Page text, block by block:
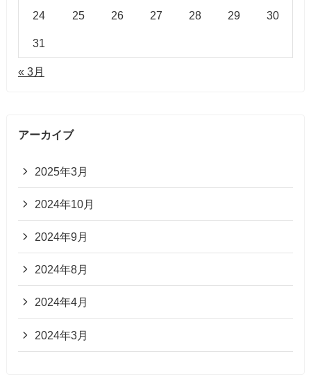
24 25 26 27 28 29 30
31
« 3月
アーカイブ
2025年3月
2024年10月
2024年9月
2024年8月
2024年4月
2024年3月